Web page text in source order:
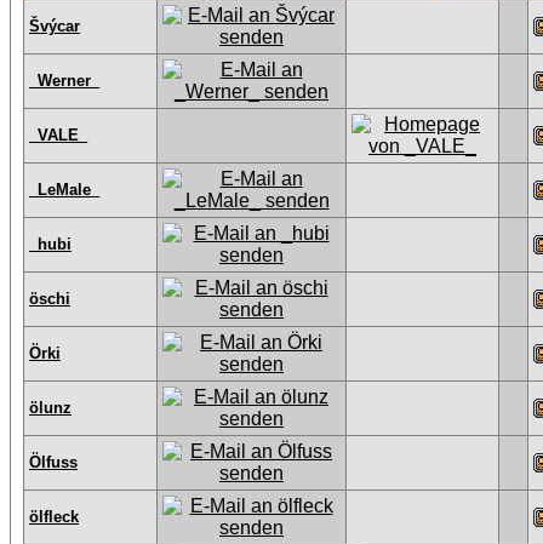
Švýcar
_Werner_
_VALE_
_LeMale_
_hubi
öschi
Örki
ölunz
Ölfuss
ölfleck